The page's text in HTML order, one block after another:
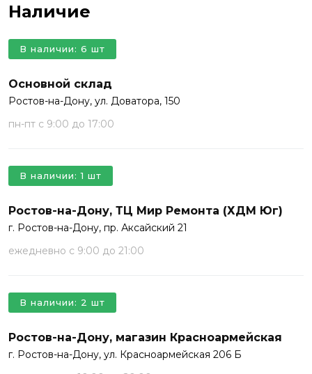
Наличие
Основной склад
Ростов-на-Дону, ул. Доватора, 150
пн-пт с 9:00 до 17:00
В наличии: 6 шт
Ростов-на-Дону, ТЦ Мир Ремонта (ХДМ Юг)
г. Ростов-на-Дону, пр. Аксайский 21
ежедневно с 9:00 до 21:00
В наличии: 1 шт
Ростов-на-Дону, магазин Красноармейская
г. Ростов-на-Дону, ул. Красноармейская 206 Б
В наличии: 2 шт